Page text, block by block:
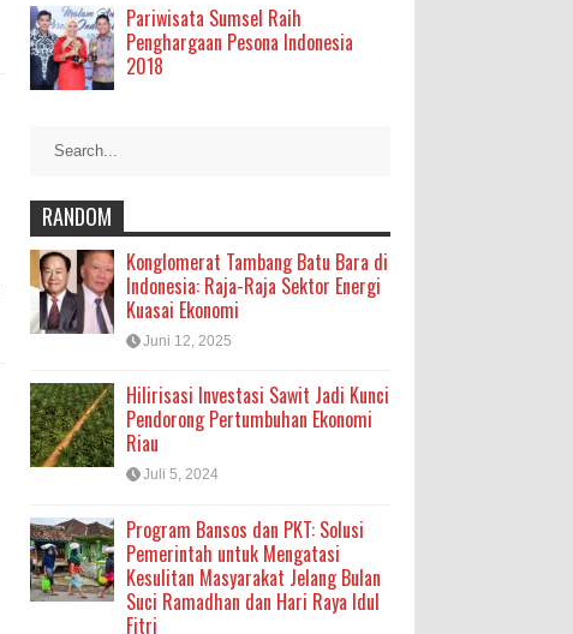
Pariwisata Sumsel Raih
Penghargaan Pesona Indonesia
2018
RANDOM
Konglomerat Tambang Batu Bara di
Indonesia: Raja-Raja Sektor Energi
Kuasai Ekonomi
Juni 12, 2025
Hilirisasi Investasi Sawit Jadi Kunci
Pendorong Pertumbuhan Ekonomi
Riau
Juli 5, 2024
Program Bansos dan PKT: Solusi
Pemerintah untuk Mengatasi
Kesulitan Masyarakat Jelang Bulan
Suci Ramadhan dan Hari Raya Idul
Fitri